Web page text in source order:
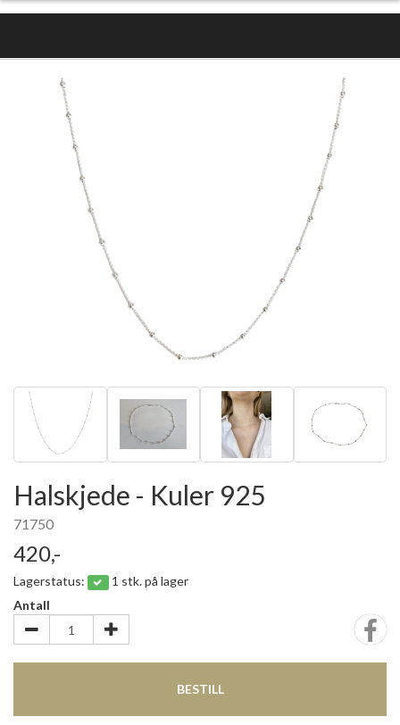
Halskjede - Kuler 925
71750
420,-
Lagerstatus:
1 stk. på lager
Antall
BESTILL